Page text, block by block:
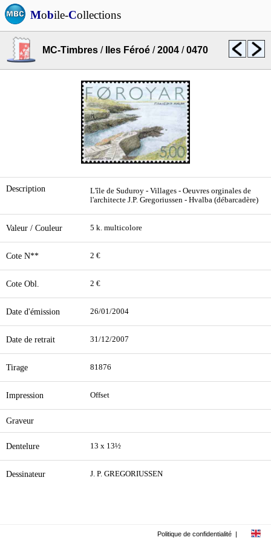
Mobile-Collections
MC-Timbres / Iles Féroé /2004 /0470
Description
L'île de Suduroy - Villages - Oeuvres orginales de
l'architecte J.P. Gregoriussen - Hvalba (débarcadère)
Valeur / Couleur 5 k. multicolore
Cote N** 2 €
Cote Obl. 2 €
Date d'émission 26/01/2004
Date de retrait 31/12/2007
Tirage 81876
Impression Offset
Graveur
Dentelure 13 x 13½
Dessinateur J. P. GREGORIUSSEN
Politique de confidentialité |